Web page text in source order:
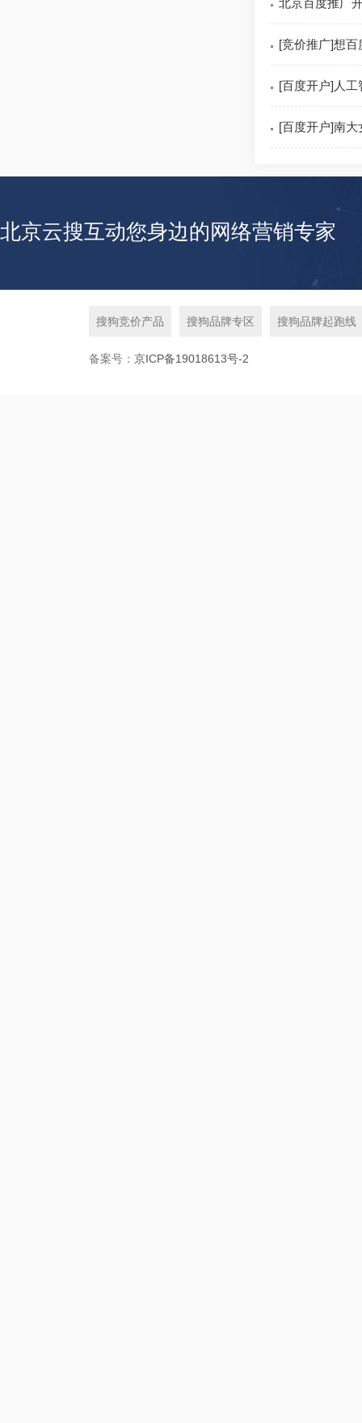
北京百度推广
[竞价推广]想
[百度开户]人
[百度开户]南
北京云搜互动您身边的网络营销专家
搜狗竞价产品 搜狗品牌专区 搜狗品牌起跑线
备案号： 京ICP备19018613号-2